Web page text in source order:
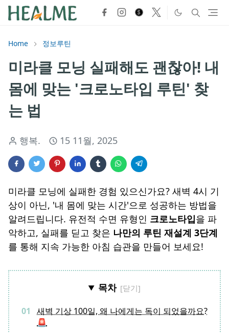
Home 정보루틴
미라클 모닝 실패해도 괜찮아! 내
몸에 맞는 '크로노타입 루틴' 찾
는 법
행복. 15 11월, 2025
미라클 모닝에 실패한 경험 있으신가요? 새벽 4시 기
상이 아닌, '내 몸에 맞는 시간'으로 성공하는 방법을
알려드립니다. 유전적 수면 유형인 크로노타입을 파
악하고, 실패를 딛고 찾은 나만의 루틴 재설계 3단계
를 통해 지속 가능한 아침 습관을 만들어 보세요!
목차
새벽 기상 100일, 왜 나에게는 독이 되었을까요?
🚨